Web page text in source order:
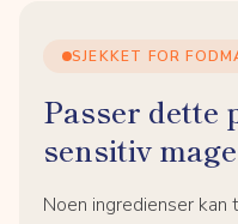
SJEKKET FOR
Passer dette
sensitiv
Noen ingredienser